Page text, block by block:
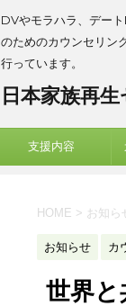
DVやモラハラ、デー
のためのカウンセリン
行っています。
日本家族再
支援内容
HOME > お知ら
お知らせ カ
世界と